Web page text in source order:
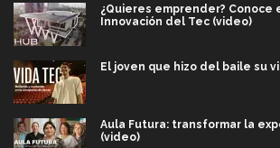
¿Quieres emprender? Conoce
Innovación del Tec (video)
El joven que hizo del baile su
Aula Futura: transformar la
(video)